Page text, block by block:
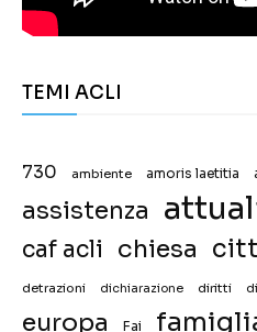
TEMI ACLI
730 ambiente amoris laetitia
assistenza
caf acli chiesa
detrazioni dichiarazione diritti
europa Fai